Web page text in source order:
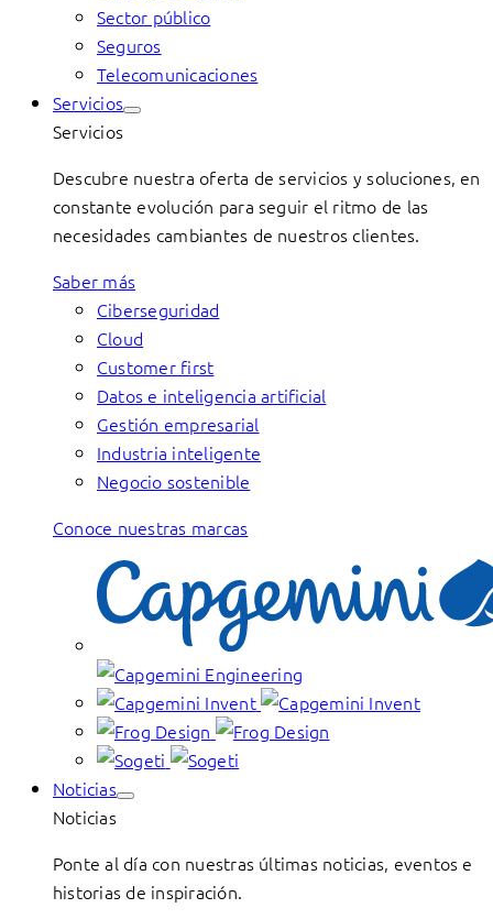
Sector público
Seguros
Telecomunicaciones
Servicios
Servicios
Descubre nuestra oferta de servicios y soluciones, en
constante evolución para seguir el ritmo de las
necesidades cambiantes de nuestros clientes.
Saber más
Ciberseguridad
Cloud
Customer first
Datos e inteligencia artificial
Gestión empresarial
Industria inteligente
Negocio sostenible
Conoce nuestras marcas
Noticias
Noticias
Ponte al día con nuestras últimas noticias, eventos e
historias de inspiración.